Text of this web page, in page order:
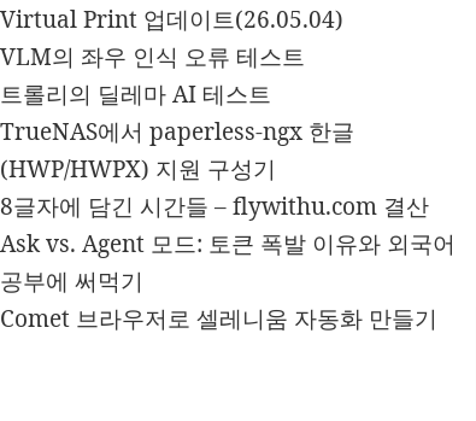
Virtual Print 업데이트(26.05.04)
VLM의 좌우 인식 오류 테스트
트롤리의 딜레마 AI 테스트
TrueNAS에서 paperless-ngx 한글
(HWP/HWPX) 지원 구성기
8글자에 담긴 시간들 – flywithu.com 결산
Ask vs. Agent 모드: 토큰 폭발 이유와 외국어
공부에 써먹기
Comet 브라우저로 셀레니움 자동화 만들기